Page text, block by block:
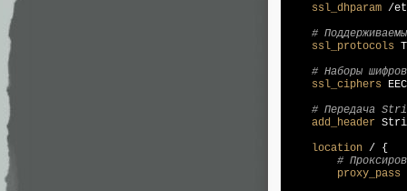
ssl_dhparam /
#
ssl_protocols
# Наборы
ssl_ciphers
# Передача
add_header
location / {
#
proxy_pass